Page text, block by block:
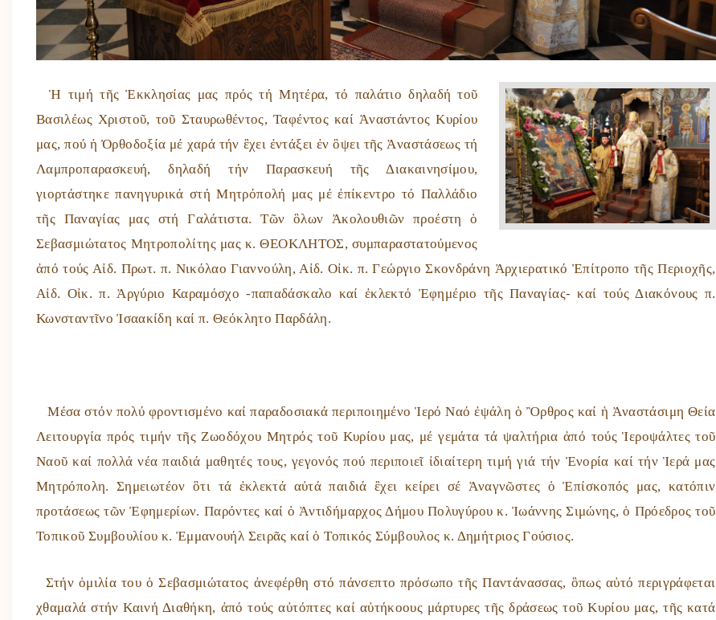
Ἡ τιμή τῆς Ἐκκλησίας μας πρός τή Μητέρα, τό παλάτιο δηλαδή τοῦ
Βασιλέως Χριστοῦ, τοῦ Σταυρωθέντος, Ταφέντος καί Ἀναστάντος Κυρίου
μας, πού ἡ Ὀρθοδοξία μέ χαρά τήν ἒχει ἐντάξει ἐν ὃψει τῆς Ἀναστάσεως τή
Λαμπροπαρασκευή, δηλαδή τήν Παρασκευή τῆς Διακαινησίμου,
γιορτάστηκε πανηγυρικά στή Μητρόπολή μας μέ ἐπίκεντρο τό Παλλάδιο
τῆς Παναγίας μας στή Γαλάτιστα. Τῶν ὃλων Ἀκολουθιῶν προέστη ὁ
Σεβασμιώτατος Μητροπολίτης μας κ. ΘΕΟΚΛΗΤΟΣ, συμπαραστατούμενος
ἀπό τούς Αἰδ. Πρωτ. π. Νικόλαο Γιαννούλη, Αἰδ. Οἰκ. π. Γεώργιο Σκονδράνη Ἀρχιερατικό Ἐπίτροπο τῆς Περιοχῆς,
Αἰδ. Οἰκ. π. Ἀργύριο Καραμόσχο -παπαδάσκαλο καί ἐκλεκτό Ἐφημέριο τῆς Παναγίας- καί τούς Διακόνους π.
Κωνσταντῖνο Ἰσαακίδη καί π. Θεόκλητο Παρδάλη.
Μέσα στόν πολύ φροντισμένο καί παραδοσιακά περιποιημένο Ἱερό Ναό ἐψάλη ὁ Ὂρθρος καί ἡ Ἀναστάσιμη Θεία
Λειτουργία πρός τιμήν τῆς Ζωοδόχου Μητρός τοῦ Κυρίου μας, μέ γεμάτα τά ψαλτήρια ἀπό τούς Ἱεροψάλτες τοῦ
Ναοῦ καί πολλά νέα παιδιά μαθητές τους, γεγονός πού περιποιεῖ ἰδιαίτερη τιμή γιά τήν Ἐνορία καί τήν Ἱερά μας
Μητρόπολη. Σημειωτέον ὃτι τά ἐκλεκτά αὐτά παιδιά ἒχει κείρει σέ Ἀναγνῶστες ὁ Ἐπίσκοπός μας, κατόπιν
προτάσεως τῶν Ἐφημερίων. Παρόντες καί ὁ Ἀντιδήμαρχος Δήμου Πολυγύρου κ. Ἰωάννης Σιμώνης, ὁ Πρόεδρος τοῦ
Τοπικοῦ Συμβουλίου κ. Ἐμμανουήλ Σειρᾶς καί ὁ Τοπικός Σύμβουλος κ. Δημήτριος Γούσιος.
Στήν ὁμιλία του ὁ Σεβασμιώτατος ἀνεφέρθη στό πάνσεπτο πρόσωπο τῆς Παντάνασσας, ὃπως αὐτό περιγράφεται
χθαμαλά στήν Καινή Διαθήκη, ἀπό τούς αὐτόπτες καί αὐτήκοους μάρτυρες τῆς δράσεως τοῦ Κυρίου μας, τῆς κατά